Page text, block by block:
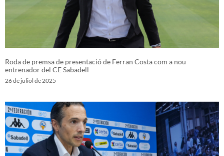
Roda de premsa de presentació de Ferran Costa com a nou
entrenador del CE Sabadell
26 de juliol de 2025